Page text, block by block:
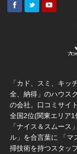
「カド、スミ、キ
全、納得」のハウス
の会社。口コミサイ
全国2位(関東エリア1
「ナイス＆スムース
ル」を合言葉に 「マ
掃技術を持つスタッ